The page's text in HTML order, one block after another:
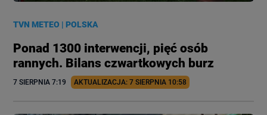
TVN METEO |POLSKA
Ponad 1300 interwencji, pięć osób
rannych. Bilans czwartkowych burz
7 SIERPNIA 7:19 AKTUALIZACJA: 7 SIERPNIA 10:58